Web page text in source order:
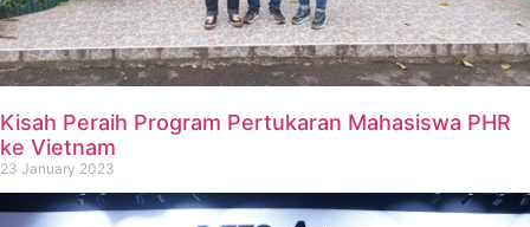
Kisah Peraih Program Pertukaran Mahasiswa PHR
ke Vietnam
23 January 2023